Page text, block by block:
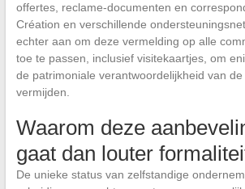
offertes, reclame-documenten en
Création en verschillende
echter aan om deze vermelding op alle
toe te passen, inclusief visitekaartjes, om
de patrimoniale verantwoordelijkheid van
vermijden.
Waarom deze
gaat dan louter
De unieke status van zelfstandige